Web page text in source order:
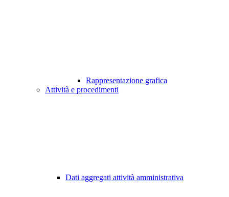
Rappresentazione grafica
Attività e procedimenti
Dati aggregati attività amministrativa